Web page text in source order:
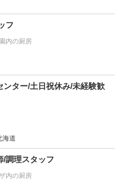
フ
内の厨房
ター/土日祝休み/未経験歓
海道
/調理スタッフ
内の厨房